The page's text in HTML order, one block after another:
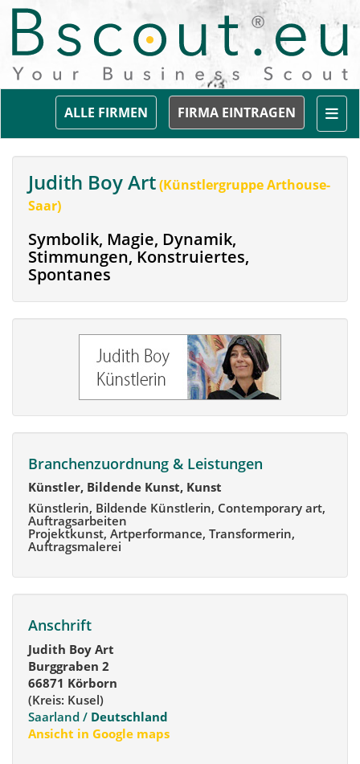
FIRMA EINTRAGEN
ALLE FIRMEN
Judith Boy Art(Künstlergruppe Arthouse-
Saar)
Symbolik, Magie, Dynamik,
Stimmungen, Konstruiertes,
Spontanes
Branchenzuordnung & Leistungen
Künstler, Bildende Kunst, Kunst
Künstlerin, Bildende Künstlerin, Contemporary art,
Auftragsarbeiten
Projektkunst, Artperformance, Transformerin,
Auftragsmalerei
Anschrift
Judith Boy Art
Burggraben 2
66871 Körborn
(Kreis: Kusel)
Saarland / Deutschland
Ansicht in Google maps